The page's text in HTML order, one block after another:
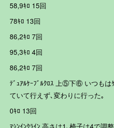
58,9ｷﾛ 15回
78ｷﾛ 13回
86,2ｷﾛ 7回
95,3ｷﾛ 4回
86,2ｷﾛ 7回
ﾃﾞｭｱﾙｹｰﾌﾞﾙｸﾛｽ 上⑤下⑥ いつもは
ていて行えず､変わりに行った｡
0ｷﾛ 13回
ﾏｼﾝｲﾝｸﾗｲﾝ 高さは1､椅子は4で調